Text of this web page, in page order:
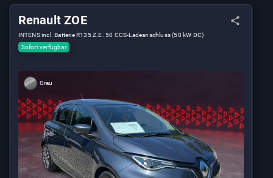
Renault ZOE
INTENS incl. Batterie R135 Z.E. 50 CCS-Ladeanschluss (50 kW DC)
Sofort verfügbar
Grau